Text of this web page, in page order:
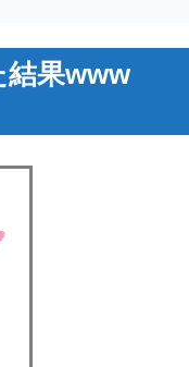
結果www